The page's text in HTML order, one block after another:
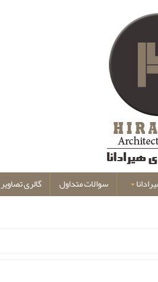
سوالات متداول گالری تصاویر